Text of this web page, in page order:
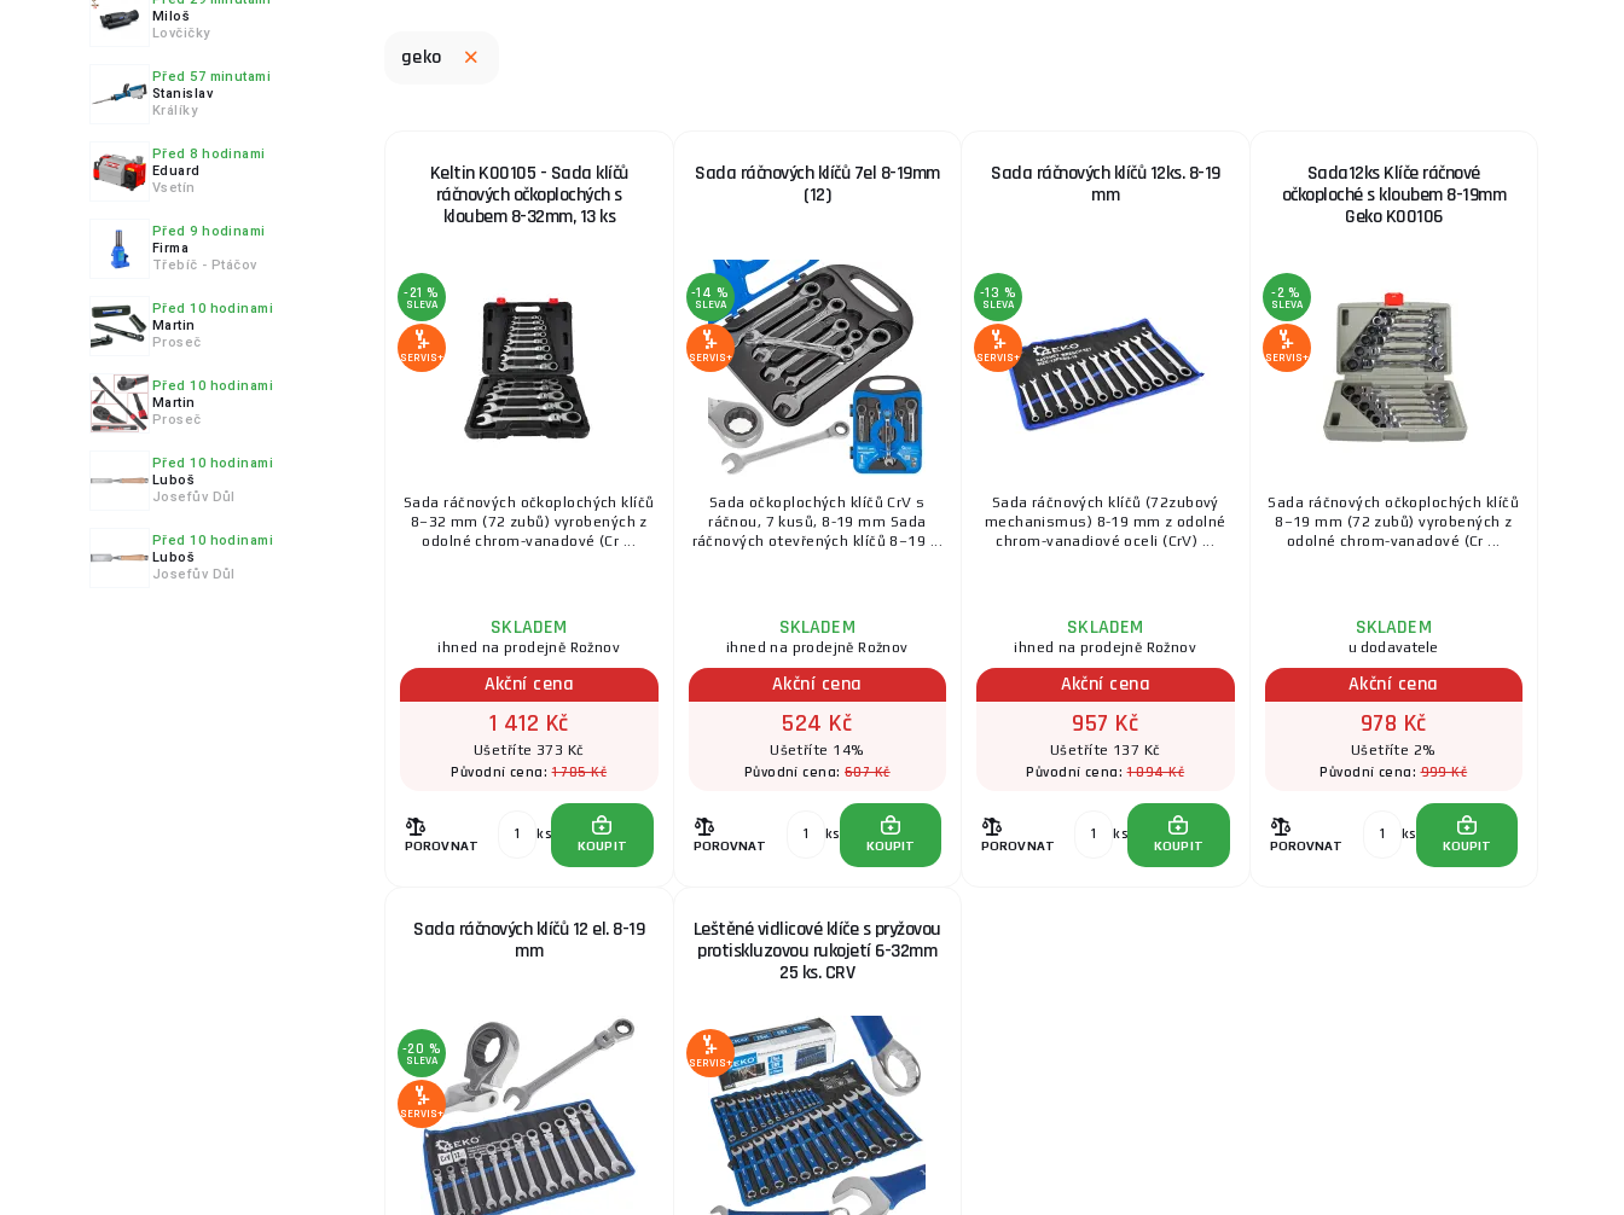
Miloš
Lovčičky
Před 57 minutami
Stanislav
Králíky
Před 8 hodinami
Eduard
Vsetín
Před 9 hodinami
Firma
Třebíč - Ptáčov
Před 10 hodinami
Martin
Proseč
Před 10 hodinami
Martin
Proseč
Před 10 hodinami
Luboš
Josefův Důl
Před 10 hodinami
Luboš
Josefův Důl
geko
Keltin K00105 - Sada klíčů
ráčnových očkoplochých s
kloubem 8-32mm, 13 ks
-21 %
SLEVA
SERVIS+
Sada ráčnových očkoplochých klíčů
8–32 mm (72 zubů) vyrobených z
odolné chrom-vanadové (Cr ...
SKLADEM
ihned na prodejně Rožnov
Akční cena
1 412 Kč
Ušetříte 373 Kč
Původní cena:1 785 Kč
POROVNAT
ks
KOUPIT
Sada ráčnových klíčů 7el 8-19mm
(12)
-14 %
SLEVA
SERVIS+
Sada očkoplochých klíčů CrV s
ráčnou, 7 kusů, 8-19 mm Sada
ráčnových otevřených klíčů 8–19 ...
SKLADEM
ihned na prodejně Rožnov
Akční cena
524 Kč
Ušetříte 14%
Původní cena:607 Kč
POROVNAT
ks
KOUPIT
Sada ráčnových klíčů 12ks. 8-19
mm
-13 %
SLEVA
SERVIS+
Sada ráčnových klíčů (72zubový
mechanismus) 8-19 mm z odolné
chrom-vanadiové oceli (CrV) ...
SKLADEM
ihned na prodejně Rožnov
Akční cena
957 Kč
Ušetříte 137 Kč
Původní cena:1 094 Kč
POROVNAT
ks
KOUPIT
Sada12ks Klíče ráčnové
očkoploché s kloubem 8-19mm
Geko K00106
-2 %
SLEVA
SERVIS+
Sada ráčnových očkoplochých klíčů
8–19 mm (72 zubů) vyrobených z
odolné chrom-vanadové (Cr ...
SKLADEM
u dodavatele
Akční cena
978 Kč
Ušetříte 2%
Původní cena:999 Kč
POROVNAT
ks
KOUPIT
Sada ráčnových klíčů 12 el. 8-19
mm
-20 %
SLEVA
SERVIS+
Leštěné vidlicové klíče s pryžovou
protiskluzovou rukojetí 6-32mm
25 ks. CRV
SERVIS+